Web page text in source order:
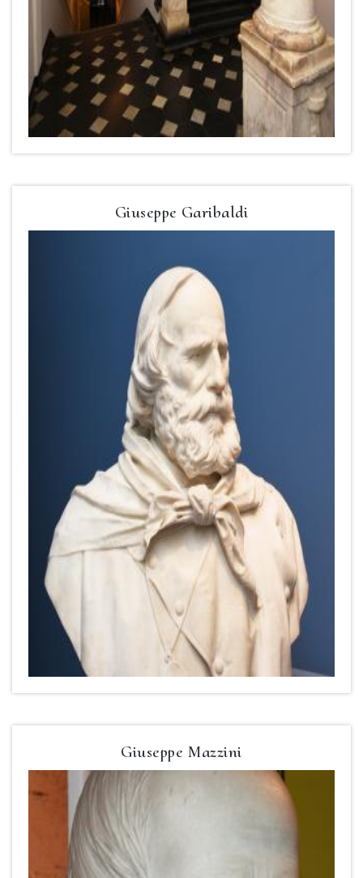
Giuseppe Garibaldi
Giuseppe Mazzini